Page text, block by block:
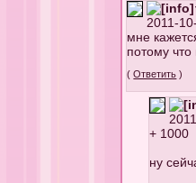
2011-
мне
потому что
(Ответить )
+ 1000
ну